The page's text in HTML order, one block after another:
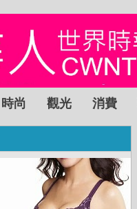
時尚 觀光 消費